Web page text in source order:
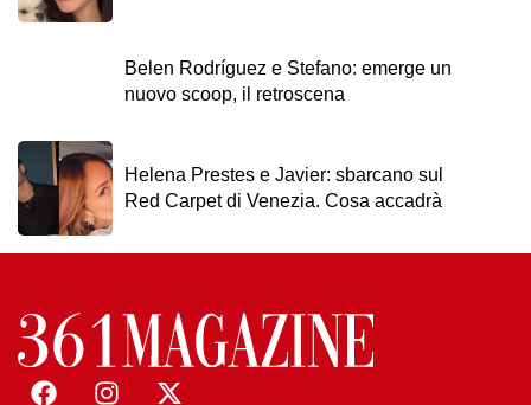
Belen Rodríguez e Stefano: emerge un
nuovo scoop, il retroscena
Helena Prestes e Javier: sbarcano sul
Red Carpet di Venezia. Cosa accadrà